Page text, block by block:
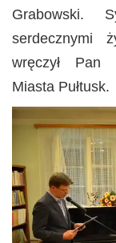
Grabowski.
serdecznymi
wręczył Pan
Miasta Pułtusk.